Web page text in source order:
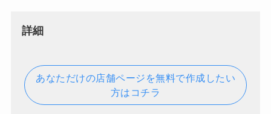
詳細
あなただけの店舗ページを無料で作成したい
方はコチラ